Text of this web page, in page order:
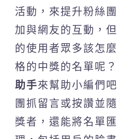
活動，來提升粉絲
加與網友的互動，
的使用者眾多該怎
格的中獎的名單呢
助手來幫助小編們
團抓留言或按讚並
獎者，還能將名單